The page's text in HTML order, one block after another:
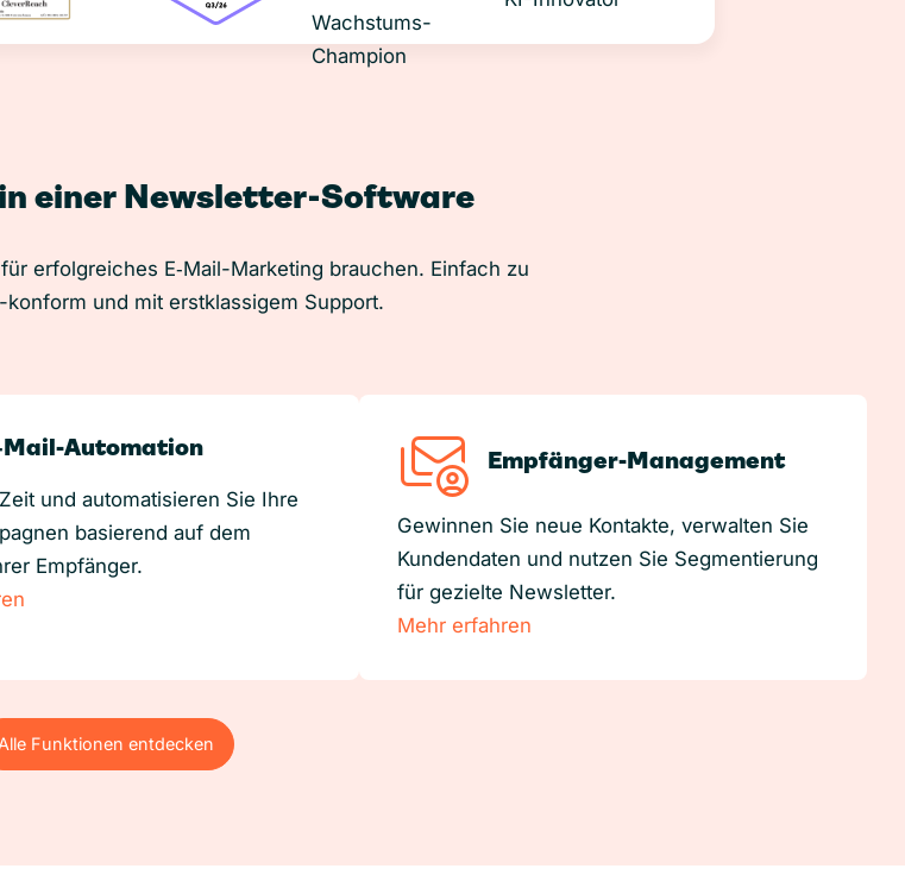
einer Newsletter-Software
erfolgreiches E‑Mail-Marketing brauchen. Einfach zu
konform und mit erstklassigem Support.
Automation
und automatisieren Sie Ihre
basierend auf dem
Empfänger.
Empfänger-Management
Gewinnen Sie neue Kontakte, verwalten Sie
Kundendaten und nutzen Sie Segmentierung
für gezielte Newsletter.
Mehr erfahren
Alle Funktionen entdecken
Funktionen entdecken